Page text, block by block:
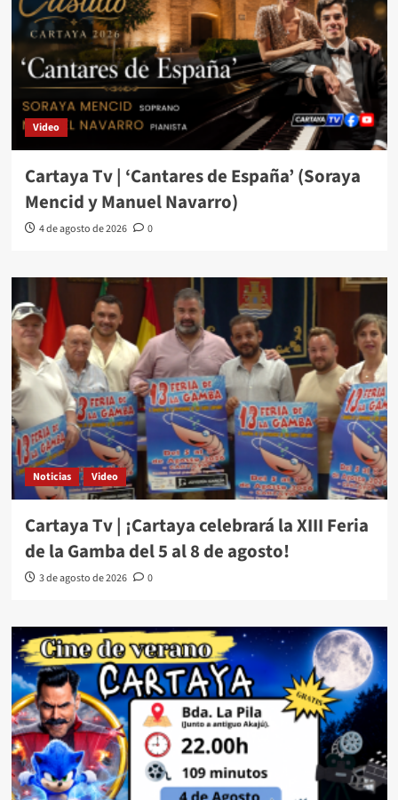
Video
Cartaya Tv | ‘Cantares de España’ (Soraya
Mencid y Manuel Navarro)
4 de agosto de 2026 0
Noticias Video
Cartaya Tv | ¡Cartaya celebrará la XIII Feria
de la Gamba del 5 al 8 de agosto!
3 de agosto de 2026 0